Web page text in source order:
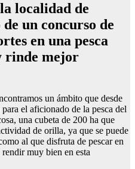
localidad de
un concurso de
en una pesca
rinde mejor
un ámbito que desde
el aficionado de la pesca del
una cubeta de 200 ha que
de orilla, ya que se puede
al que disfruta de pescar en
muy bien en esta